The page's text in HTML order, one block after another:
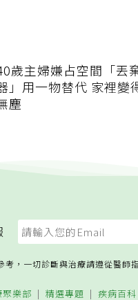
歲主婦嫌占空間「丟
」用一物替代 家裡變
塵
考，一切診斷與治療請遵從醫師
聚樂部 精選專題 疾病百科